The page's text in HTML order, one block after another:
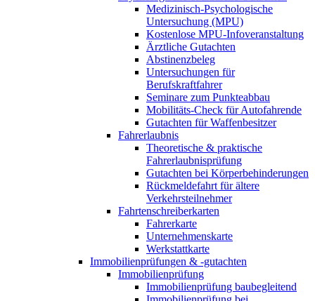
Medizinisch-Psychologische
Untersuchung (MPU)
Kostenlose MPU-Infoveranstaltung
Ärztliche Gutachten
Abstinenzbeleg
Untersuchungen für
Berufskraftfahrer
Seminare zum Punkteabbau
Mobilitäts-Check für Autofahrende
Gutachten für Waffenbesitzer
Fahrerlaubnis
Theoretische & praktische
Fahrerlaubnisprüfung
Gutachten bei Körperbehinderungen
Rückmeldefahrt für ältere
Verkehrsteilnehmer
Fahrtenschreiberkarten
Fahrerkarte
Unternehmenskarte
Werkstattkarte
Immobilienprüfungen & -gutachten
Immobilienprüfung
Immobilienprüfung baubegleitend